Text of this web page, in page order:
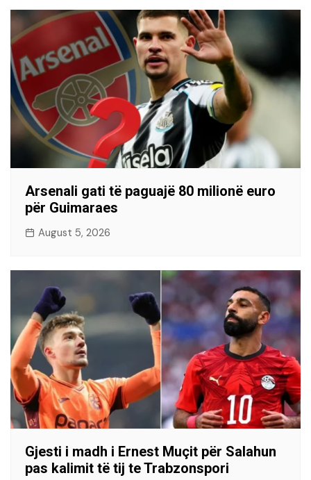
Arsenali gati të paguajë 80 milionë euro
për Guimaraes
August 5, 2026
Gjesti i madh i Ernest Muçit për Salahun
pas kalimit të tij te Trabzonspori